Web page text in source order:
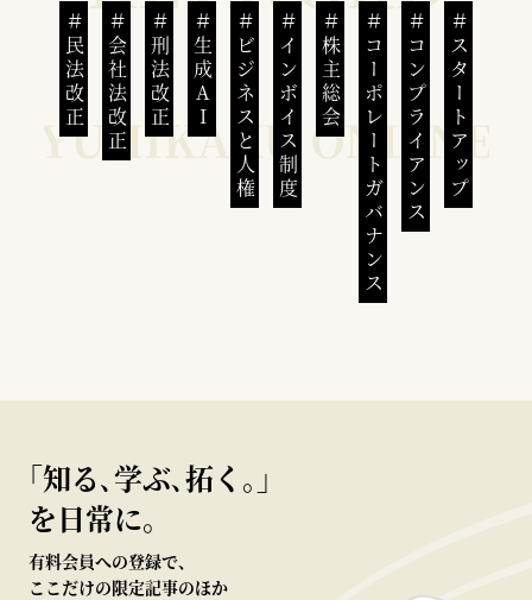
民法改正 会社法改正 刑法改正 生成AI ビジネスと人権インボイス制度 株主総会 コーポレートガバナンスコンプライアンススタートアップ
｢知る､学ぶ､拓く｡｣
を日常に。
有料会員への登録で、
ここだけの限定記事のほか